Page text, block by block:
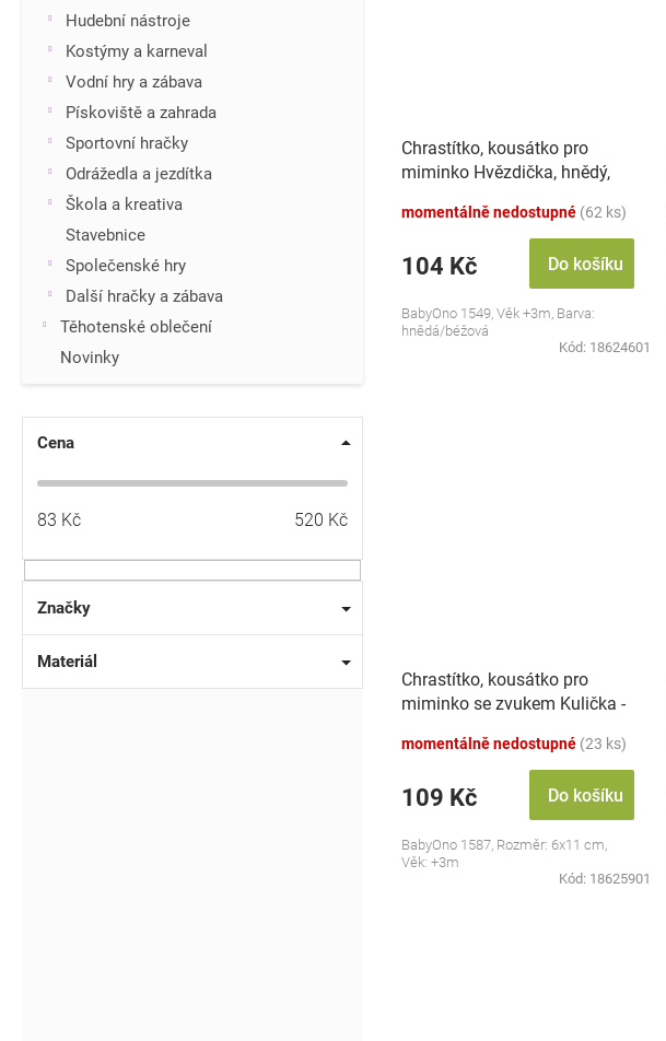
Hudební nástroje
Kostýmy a karneval
Vodní hry a zábava
Pískoviště a zahrada
Sportovní hračky
Odrážedla a jezdítka
Škola a kreativa
Stavebnice
Společenské hry
Další hračky a zábava
Těhotenské oblečení
Novinky
Cena
83 Kč 520 Kč
Značky
Materiál
Chrastítko, kousátko pro
miminko Hvězdička, hnědý,
momentálně nedostupné (62 ks)
104 Kč Do košíku
BabyOno 1549, Věk +3m, Barva:
hnědá/béžová
Kód: 18624601
Chrastítko, kousátko pro
miminko se zvukem Kulička -
momentálně nedostupné (23 ks)
109 Kč Do košíku
BabyOno 1587, Rozměr: 6x11 cm,
Věk: +3m
Kód: 18625901